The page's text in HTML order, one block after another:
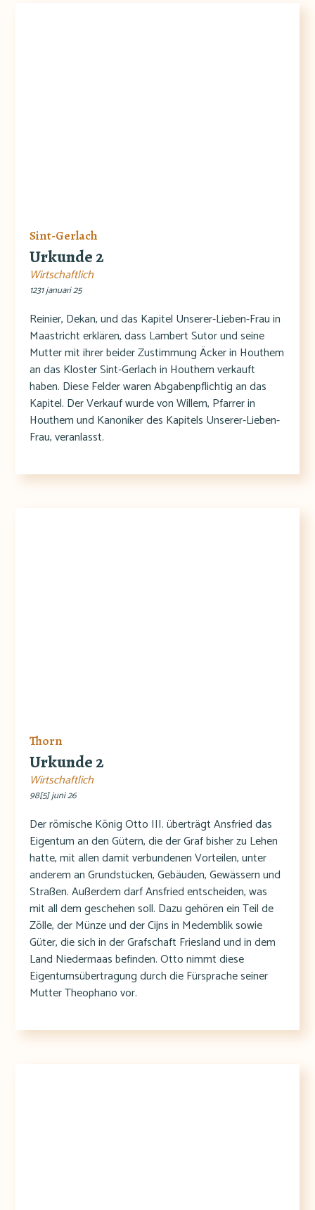
Sint-Gerlach
Urkunde 2
Wirtschaftlich
1231 januari 25
Reinier, Dekan, und das Kapitel Unserer-Lieben-Frau in
Maastricht erklären, dass Lambert Sutor und seine
Mutter mit ihrer beider Zustimmung Äcker in Houthem
an das Kloster Sint-Gerlach in Houthem verkauft
haben. Diese Felder waren Abgabenpflichtig an das
Kapitel. Der Verkauf wurde von Willem, Pfarrer in
Houthem und Kanoniker des Kapitels Unserer-Lieben-
Frau, veranlasst.
Thorn
Urkunde 2
Wirtschaftlich
98[5] juni 26
Der römische König Otto III. überträgt Ansfried das
Eigentum an den Gütern, die der Graf bisher zu Lehen
hatte, mit allen damit verbundenen Vorteilen, unter
anderem an Grundstücken, Gebäuden, Gewässern und
Straßen. Außerdem darf Ansfried entscheiden, was
mit all dem geschehen soll. Dazu gehören ein Teil de
Zölle, der Münze und der Cijns in Medemblik sowie
Güter, die sich in der Grafschaft Friesland und in dem
Land Niedermaas befinden. Otto nimmt diese
Eigentumsübertragung durch die Fürsprache seiner
Mutter Theophano vor.